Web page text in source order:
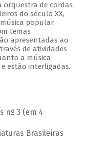
orquestra de cordas
do século XX,
popular
temas
apresentadas ao
de atividades
a música
estão interligadas.
nº 3 (em 4
Brasileiras